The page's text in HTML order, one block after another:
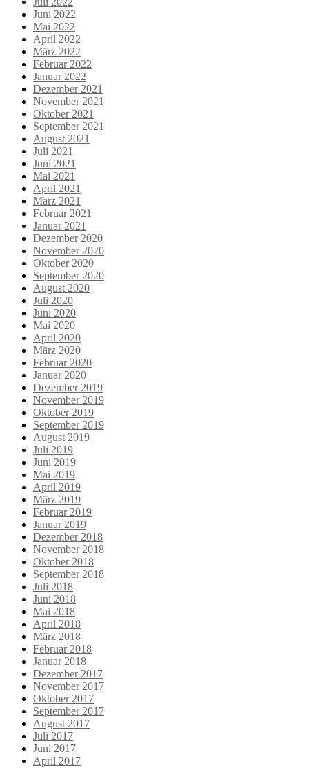
Juni 2022
Mai 2022
April 2022
März 2022
Februar 2022
Januar 2022
Dezember 2021
November 2021
Oktober 2021
September 2021
August 2021
Juli 2021
Juni 2021
Mai 2021
April 2021
März 2021
Februar 2021
Januar 2021
Dezember 2020
November 2020
Oktober 2020
September 2020
August 2020
Juli 2020
Juni 2020
Mai 2020
April 2020
März 2020
Februar 2020
Januar 2020
Dezember 2019
November 2019
Oktober 2019
September 2019
August 2019
Juli 2019
Juni 2019
Mai 2019
April 2019
März 2019
Februar 2019
Januar 2019
Dezember 2018
November 2018
Oktober 2018
September 2018
Juli 2018
Juni 2018
Mai 2018
April 2018
März 2018
Februar 2018
Januar 2018
Dezember 2017
November 2017
Oktober 2017
September 2017
August 2017
Juli 2017
Juni 2017
April 2017